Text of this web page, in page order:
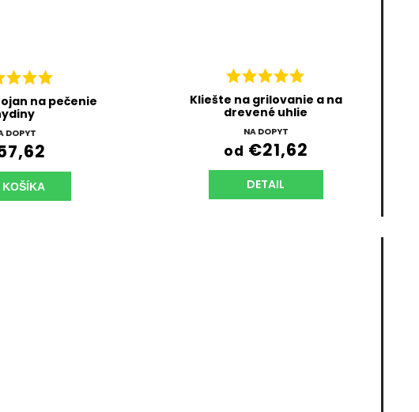
na pečenie
DOPYT
KOŠÍKA
Kliešte na grilovanie a na
drevené uhlie
NA DOPYT
od €21,62
DETAIL